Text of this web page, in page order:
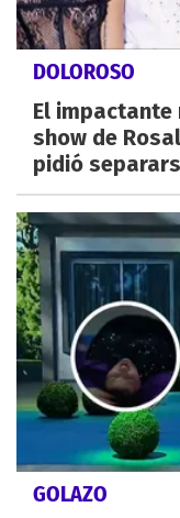
DOLOROSO
El impactante
show de
pidió
GOLAZO